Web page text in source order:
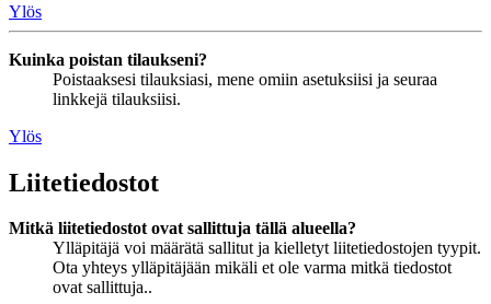
Ylös
Kuinka poistan tilaukseni?
Poistaaksesi tilauksiasi, mene omiin asetuksiisi ja seuraa
linkkejä tilauksiisi.
Ylös
Liitetiedostot
Mitkä liitetiedostot ovat sallittuja tällä alueella?
Ylläpitäjä voi määrätä sallitut ja kielletyt liitetiedostojen tyypit.
Ota yhteys ylläpitäjään mikäli et ole varma mitkä tiedostot
ovat sallittuja..